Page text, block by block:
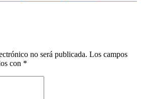
no será publicada. Los campos
con *